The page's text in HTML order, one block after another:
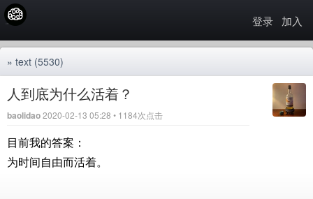
登录 加入
» text (5530)
人到底为什么活着？
baolidao2020-02-13 05:28 • 1184次点击
目前我的答案：
为时间自由而活着。